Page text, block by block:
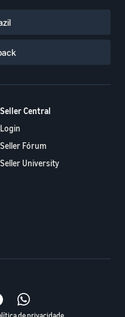
Seller Central
Login
Seller Fórum
Seller University